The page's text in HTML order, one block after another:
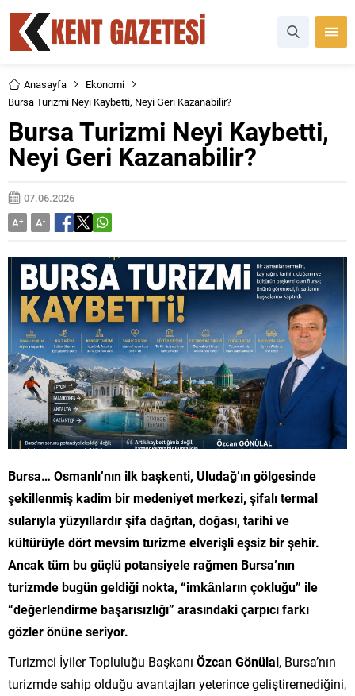
Anasayfa
Ekonomi
Bursa Turizmi Neyi Kaybetti, Neyi Geri Kazanabilir?
Bursa Turizmi Neyi Kaybetti,
Neyi Geri Kazanabilir?
07.06.2026
A+ A-
Bursa… Osmanlı’nın ilk başkenti, Uludağ’ın gölgesinde
şekillenmiş kadim bir medeniyet merkezi, şifalı termal
sularıyla yüzyıllardır şifa dağıtan, doğası, tarihi ve
kültürüyle dört mevsim turizme elverişli eşsiz bir şehir.
Ancak tüm bu güçlü potansiyele rağmen Bursa’nın
turizmde bugün geldiği nokta, “imkânların çokluğu” ile
“değerlendirme başarısızlığı” arasındaki çarpıcı farkı
gözler önüne seriyor.
Turizmci İyiler Topluluğu Başkanı Özcan Gönülal, Bursa’nın
turizmde sahip olduğu avantajları yeterince geliştiremediğini,